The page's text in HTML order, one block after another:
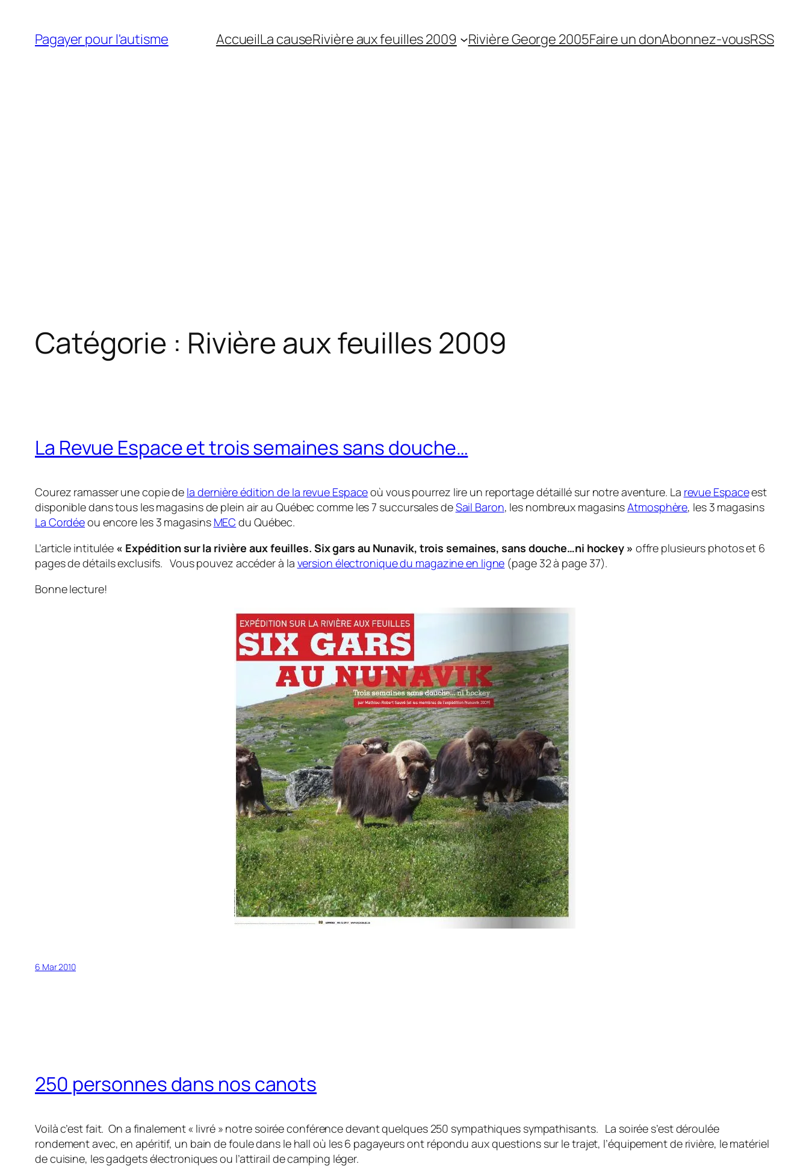
contenu
Pagayer pour l'autisme AccueilLa causeRivière aux feuilles 2009 Rivière George 2005Faire un donAbonnez-vousRSS
Catégorie : Rivière aux feuilles 2009
La Revue Espace et trois semaines sans douche…
Courez ramasser une copie de la dernière édition de la revue Espaceoù vous pourrez lire un reportage détaillé sur notre aventure. La revue Espaceest
disponible dans tous les magasins de plein air au Québec comme les 7 succursales deSail Baron, les nombreux magasinsAtmosphère, les 3 magasins
La Cordéeou encore les 3 magasins MEC du Québec.
L’article intitulée « Expédition sur la rivière aux feuilles. Six gars au Nunavik, trois semaines, sans douche…ni hockey » offre plusieurs photos et 6
pages de détails exclusifs. Vous pouvez accéder à la version électronique du magazine en ligne (page 32 à page 37).
Bonne lecture!
6 Mar 2010
250 personnes dans nos canots
Voilà c’est fait. On a finalement « livré » notre soirée conférence devant quelques 250 sympathiques sympathisants. La soirée s’est déroulée
rondement avec, en apéritif, un bain de foule dans le hall où les 6 pagayeurs ont répondu aux questions sur le trajet, l’équipement de rivière, le matériel
de cuisine, les gadgets électroniques ou l’attirail de camping léger.